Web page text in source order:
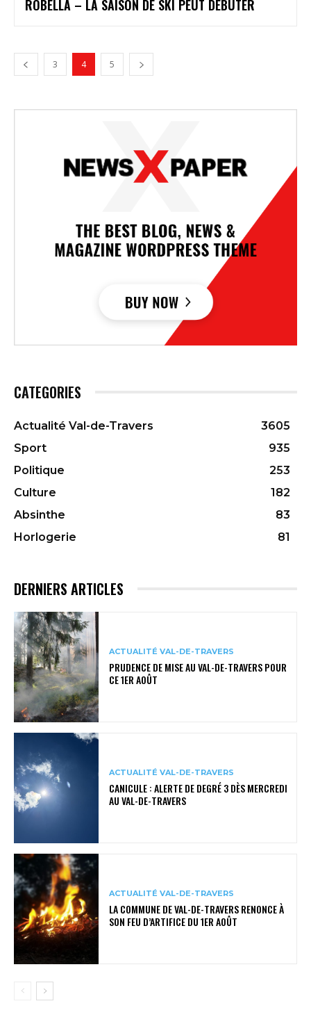
ROBELLA – LA SAISON DE SKI PEUT DÉBUTER
3 4 5
CATEGORIES
Actualité Val-de-Travers
3605
Sport
935
Politique
253
Culture
182
Absinthe
83
Horlogerie
81
DERNIERS ARTICLES
ACTUALITÉ VAL-DE-TRAVERS
PRUDENCE DE MISE AU VAL-DE-TRAVERS POUR
CE 1ER AOÛT
ACTUALITÉ VAL-DE-TRAVERS
CANICULE : ALERTE DE DEGRÉ 3 DÈS MERCREDI
AU VAL-DE-TRAVERS
ACTUALITÉ VAL-DE-TRAVERS
LA COMMUNE DE VAL-DE-TRAVERS RENONCE À
SON FEU D’ARTIFICE DU 1ER AOÛT